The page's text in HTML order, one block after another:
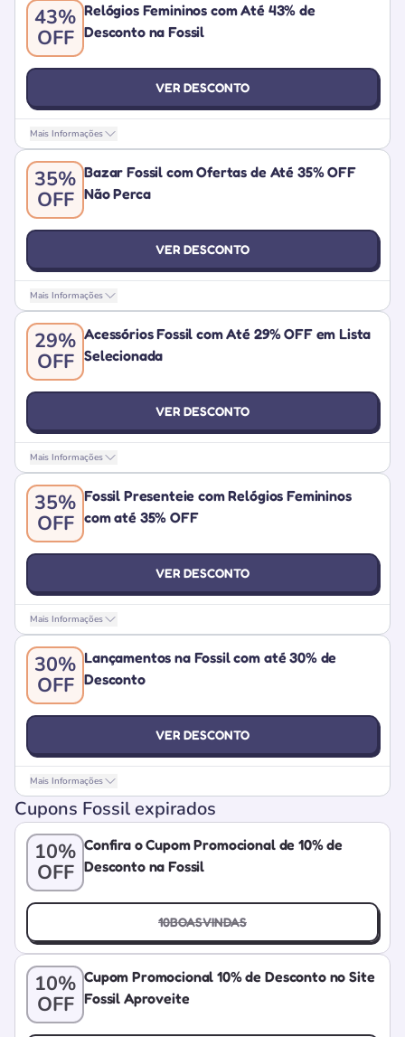
43%
OFF
Relógios Femininos com Até 43% de
Desconto na Fossil
VER DESCONTO
Mais Informações
35%
OFF
Bazar Fossil com Ofertas de Até 35% OFF
Não Perca
VER DESCONTO
Mais Informações
29%
OFF
Acessórios Fossil com Até 29% OFF em Lista
Selecionada
VER DESCONTO
Mais Informações
35%
OFF
Fossil Presenteie com Relógios Femininos
com até 35% OFF
VER DESCONTO
Mais Informações
30%
OFF
Lançamentos na Fossil com até 30% de
Desconto
VER DESCONTO
Mais Informações
Cupons Fossil expirados
10%
OFF
Confira o Cupom Promocional de 10% de
Desconto na Fossil
10BOASVINDAS
10%
OFF
Cupom Promocional 10% de Desconto no Site
Fossil Aproveite